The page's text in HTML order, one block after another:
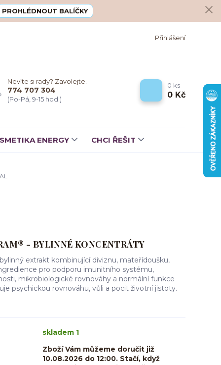
PROHLÉDNOUT BALÍČKY
Přihlášení
Nevíte si rady? Zavolejte.
774 707 304
(Po-Pá, 9-15 hod.)
0 ks
0 Kč
ENERGY CHCI ŘEŠIT
- BYLINNÉ KONCENTRÁTY
extrakt kombinující diviznu, mateřídoušku,
pro podporu imunitního systému,
mikrobiologické rovnováhy a normální funkce
psychickou rovnováhu, vůli a pocit životní jistoty.
skladem 1
Zboží Vám můžeme doručit již
10.08.2026 do 12:00. Stačí, když